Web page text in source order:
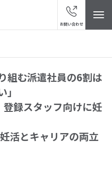
お問い合わせ
組む派遣社員の6割は
録スタッフ向けに妊
活とキャリアの両立